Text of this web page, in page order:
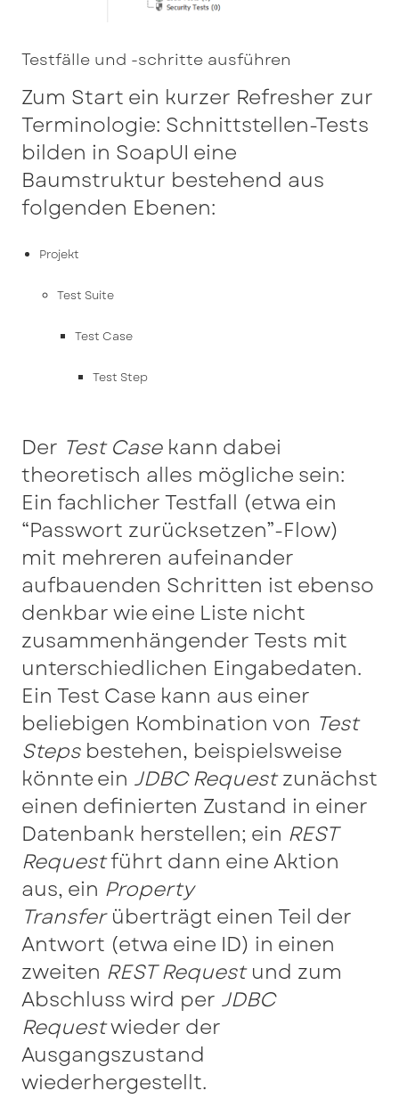
Testfälle und -schritte ausführen
Zum Start ein kurzer Refresher zur
Terminologie: Schnittstellen-Tests
bilden in SoapUI eine
Baumstruktur bestehend aus
folgenden Ebenen:
Projekt
Test Suite
Test Case
Test Step
Der Test Casekann dabei
theoretisch alles mögliche sein:
Ein fachlicher Testfall (etwa ein
“Passwort zurücksetzen”-Flow)
mit mehreren aufeinander
aufbauenden Schritten ist ebenso
denkbar wie eine Liste nicht
zusammenhängender Tests mit
unterschiedlichen Eingabedaten.
Ein Test Case kann aus einer
beliebigen Kombination von Test
Stepsbestehen, beispielsweise
könnte ein JDBC Requestzunächst
einen definierten Zustand in einer
Datenbank herstellen; ein REST
Requestführt dann eine Aktion
aus, ein Property
Transferüberträgt einen Teil der
Antwort (etwa eine ID) in einen
zweiten REST Requestund zum
Abschluss wird per JDBC
Requestwieder der
Ausgangszustand
wiederhergestellt.